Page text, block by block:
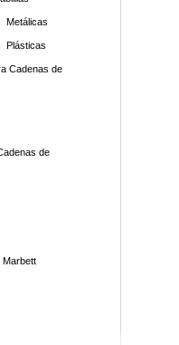
Metálicas
Plásticas
Cadenas de
de
Marbett